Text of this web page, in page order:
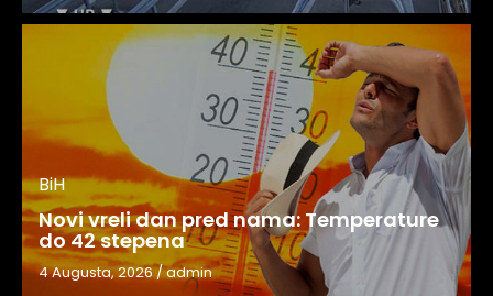
BiH
Novi vreli dan pred nama: Temperature
do 42 stepena
4 Augusta, 2026/admin